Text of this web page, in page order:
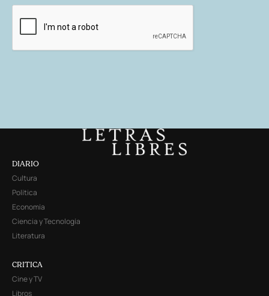
DIARIO
Cultura
Política
Economía
Ciencia y Tecnología
Literatura
CRITICA
Cine y TV
Libros